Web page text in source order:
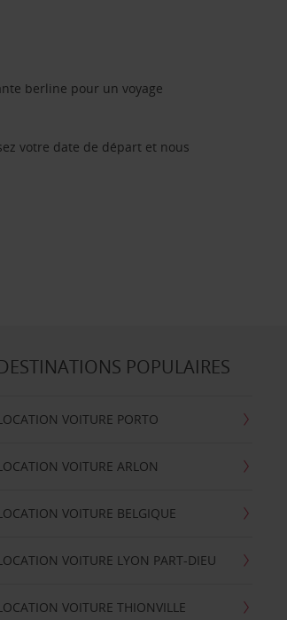
berline pour un voyage
votre date de départ et nous
POPULAIRES
VOITURE PORTO
VOITURE ARLON
VOITURE BELGIQUE
VOITURE LYON PART-DIEU
VOITURE THIONVILLE